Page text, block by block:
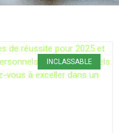
INCLASSABLE